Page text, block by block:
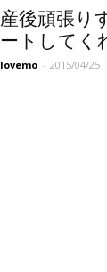
産後頑張り
ートしてく
lovemo - 2015/04/25